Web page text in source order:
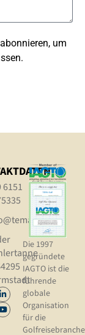
um
6151
Die 1997
gegründete
IAGTO ist die
führende
globale
Organisation
für die